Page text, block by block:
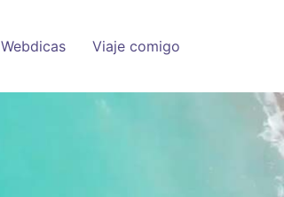
Webdicas Viaje comigo